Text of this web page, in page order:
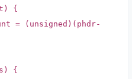
{
= (unsigned)(phdr-
{